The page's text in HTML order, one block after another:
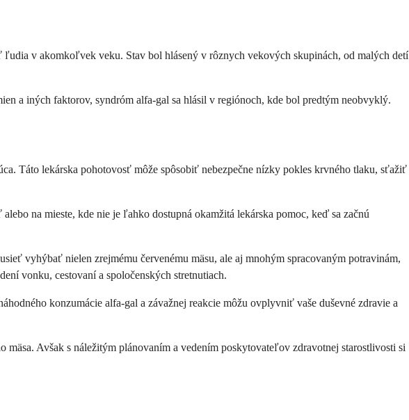
v akomkoľvek veku. Stav bol hlásený v rôznych vekových skupinách, od malých detí
a iných faktorov, syndróm alfa-gal sa hlásil v regiónoch, kde bol predtým neobvyklý.
Táto lekárska pohotovosť môže spôsobiť nebezpečne nízky pokles krvného tlaku, sťažiť
na mieste, kde nie je ľahko dostupná okamžitá lekárska pomoc, keď sa začnú
vyhýbať nielen zrejmému červenému mäsu, ale aj mnohým spracovaným potravinám,
vonku, cestovaní a spoločenských stretnutiach.
konzumácie alfa-gal a závažnej reakcie môžu ovplyvniť vaše duševné zdravie a
Avšak s náležitým plánovaním a vedením poskytovateľov zdravotnej starostlivosti si